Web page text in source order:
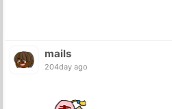
mails
204day ago